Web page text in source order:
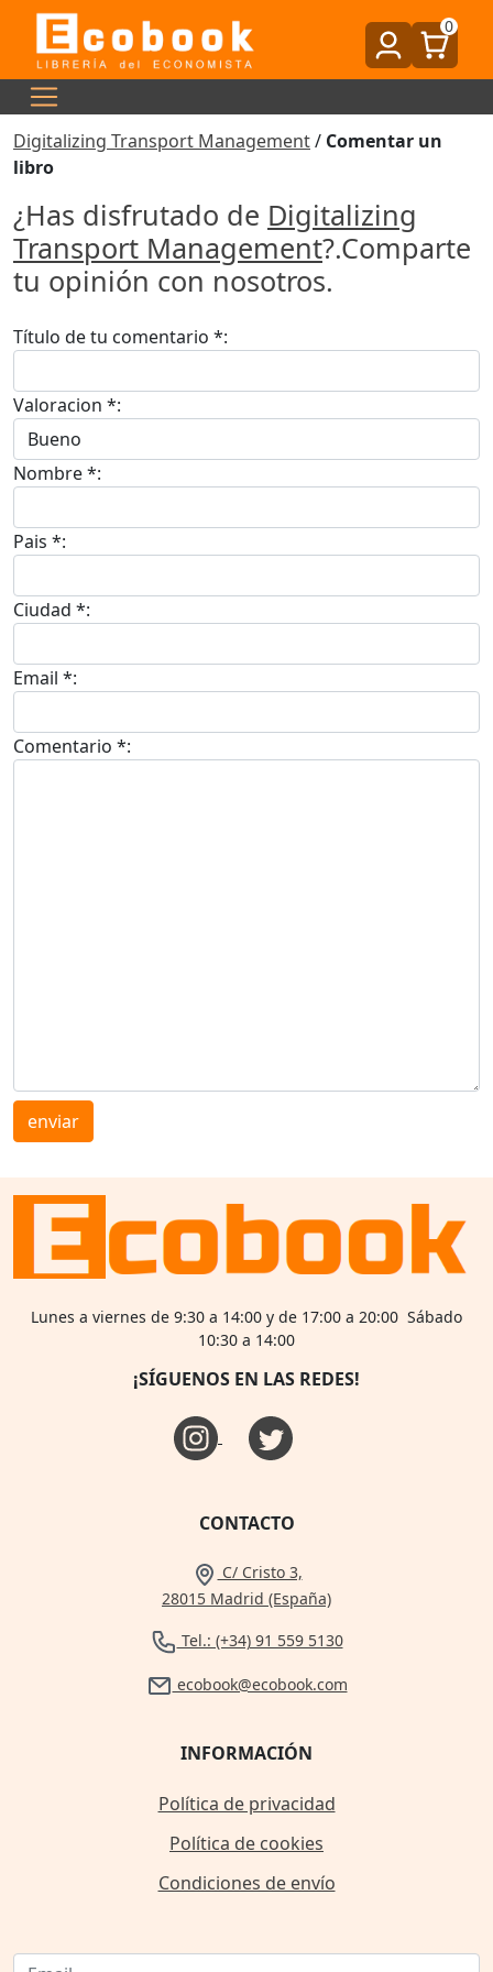
0
Digitalizing Transport Management/ Comentar un
libro
¿Has disfrutado de Digitalizing
Transport Management?.Comparte
tu opinión con nosotros.
Título de tu comentario *:
Valoracion *:
Nombre *:
Pais *:
Ciudad *:
Email *:
Comentario *:
enviar
Lunes a viernes de 9:30 a 14:00 y de 17:00 a 20:00 Sábado
10:30 a 14:00
¡SÍGUENOS EN LAS REDES!
CONTACTO
C/ Cristo 3,
28015 Madrid (España)
Tel.: (+34) 91 559 5130
ecobook@ecobook.com
INFORMACIÓN
Política de privacidad
Política de cookies
Condiciones de envío